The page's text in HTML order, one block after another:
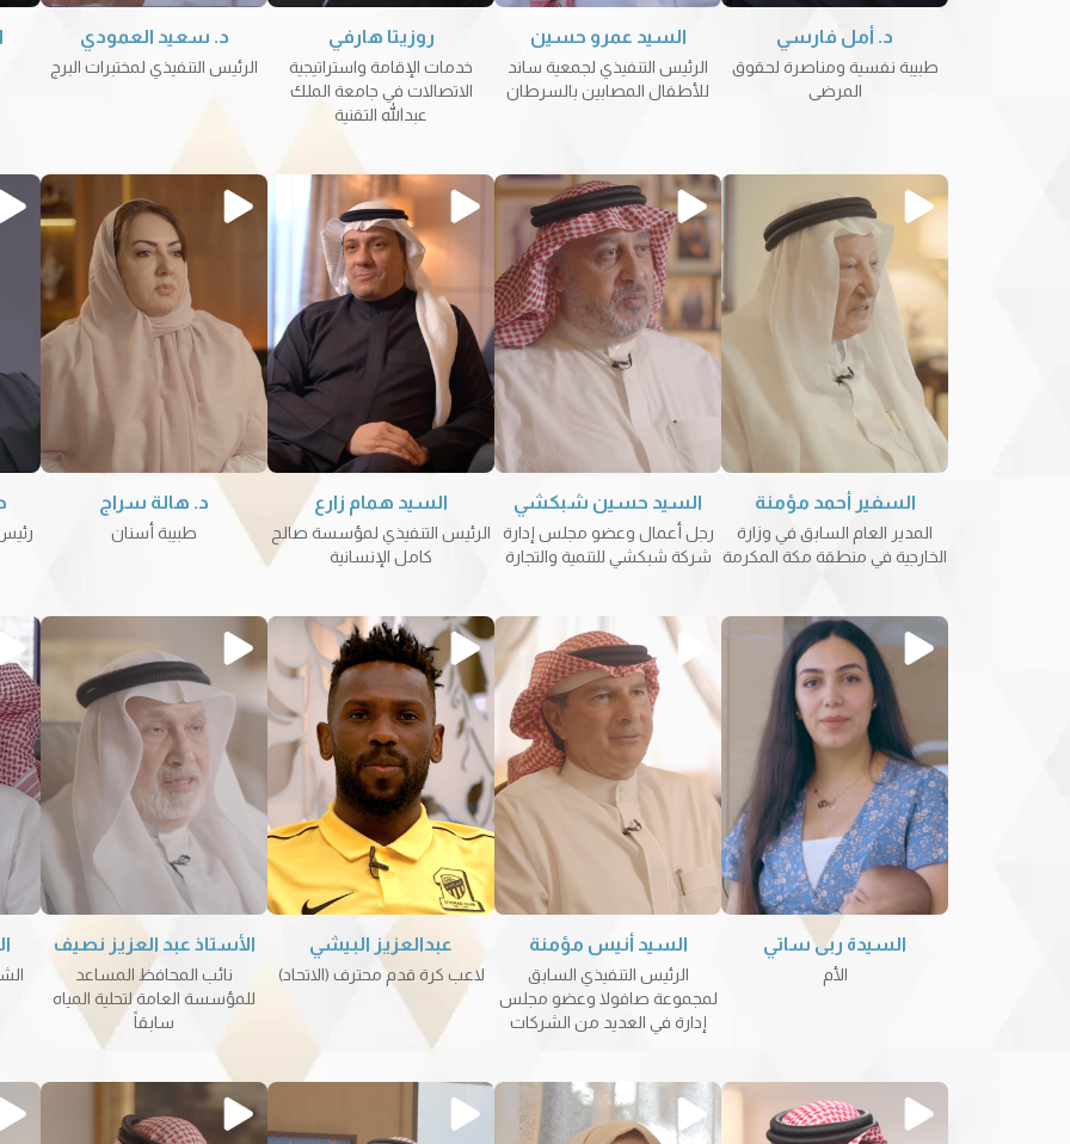
د. سعيد العمودي
الرئيس التنفيذي لمختبرات البرج
روزيتا هارفي
خدمات الإقامة واستراتيجية
الاتصالات في جامعة الملك
عبدالله التقنية
السيد عمرو حسين
الرئيس التنفيذي لجمعية ساند
للأطفال المصابين بالسرطان
د. أمل فارسي
طبيبة نفسية ومناصرة لحقوق
المرضى
د. هالة سراج
طبيبة أسنان
السيد همام زارع
الرئيس التنفيذي لمؤسسة صالح
كامل الإنسانية
السيد حسين شبكشي
رجل أعمال وعضو مجلس إدارة
شركة شبكشي للتنمية والتجارة
السفير أحمد مؤمنة
المدير العام السابق في وزارة
الخارجية في منطقة مكة المكرمة
الأستاذ عبد العزيز نصيف
نائب المحافظ المساعد
للمؤسسة العامة لتحلية المياه
سابقاً
عبدالعزيز البيشي
لاعب كرة قدم محترف (الاتحاد)
السيد أنيس مؤمنة
الرئيس التنفيذي السابق
لمجموعة صافولا وعضو مجلس
إدارة في العديد من الشركات
السيدة ربى ساتي
الأم